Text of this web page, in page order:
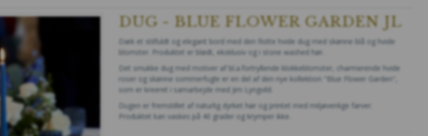
DUG - BLUE FLOWER GARDEN JL
Dæk et stilfuldt og elegant bord med den flotte hvide dug med skønne blå og hvide
blomster. Produktet er blødt, eksklusiv og i stone washed hør.
Det smukke dug med motiver af bl.a.fortryllende klokkeblomster, charmerende hvide
roser og skønne sommerfugle er en del af den nye kollektion "Blue Flower Garden",
som er kreeret i samarbejde med Jim Lyngvild.
Dugen er fremstillet af naturlig dyrket hør og printet med miljøvenlige farver.
Produktet kan vaskes på 40 grader og krymper ikke.